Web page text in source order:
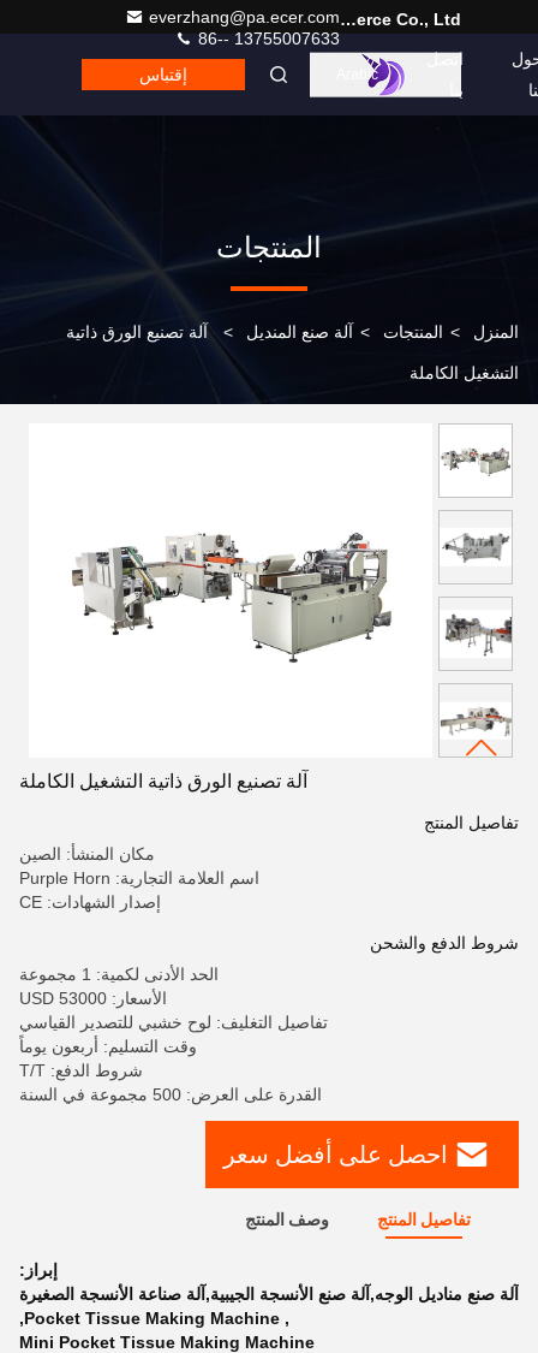
Hefei Purple Horn E-Commerce Co., Ltd.
everzhang@pa.ecer.com
86-- 13755007633
اتصل
بنا
Arabic إقتباس
المنتجات
المنزل > المنتجات > آلة صنع المنديل > آلة تصنيع الورق ذاتية
التشغيل الكاملة
آلة تصنيع الورق ذاتية التشغيل الكاملة
تفاصيل المنتج
مكان المنشأ: الصين
اسم العلامة التجارية: Purple Horn
إصدار الشهادات: CE
شروط الدفع والشحن
الحد الأدنى لكمية: 1 مجموعة
الأسعار: 53000 USD
تفاصيل التغليف: لوح خشبي للتصدير القياسي
وقت التسليم: أربعون يوماً
شروط الدفع: T/T
القدرة على العرض: 500 مجموعة في السنة
احصل على أفضل سعر
تفاصيل المنتج وصف المنتج
إبراز:
آلة صنع مناديل الوجه,آلة صنع الأنسجة الجيبية,آلة صناعة الأنسجة الصغيرة
,
Pocket Tissue Making Machine
,
Mini Pocket Tissue Making Machine